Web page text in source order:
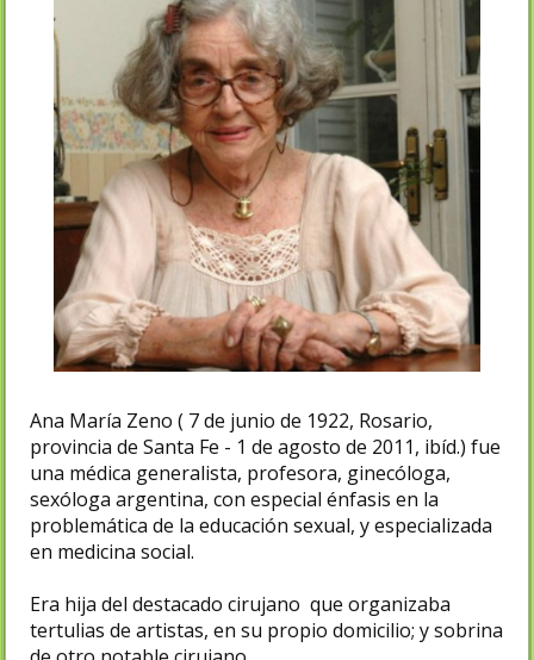
Ana María Zeno ( 7 de junio de 1922, Rosario,
provincia de Santa Fe - 1 de agosto de 2011, ibíd.) fue
una médica generalista, profesora, ginecóloga,
sexóloga argentina, con especial énfasis en la
problemática de la educación sexual, y especializada
en medicina social.
Era hija del destacado cirujano que organizaba
tertulias de artistas, en su propio domicilio; y sobrina